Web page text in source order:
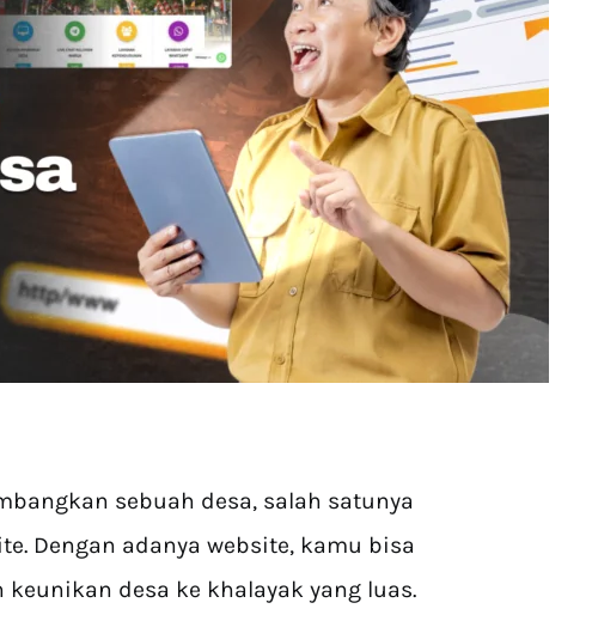
sebuah desa, salah satunya
Dengan adanya website, kamu bisa
desa ke khalayak yang luas.